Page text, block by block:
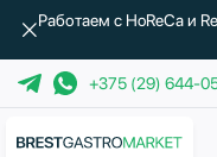
+375 (29) 644-
Работаем с HoReCa и